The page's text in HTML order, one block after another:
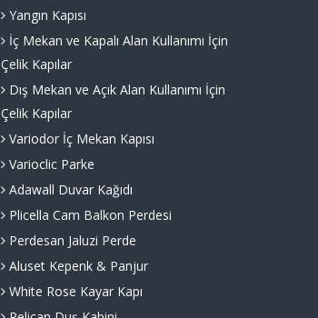
Yangın Kapısı
İç Mekan ve Kapalı Alan Kullanımı İçin
Çelik Kapılar
Dış Mekan ve Açık Alan Kullanımı İçin
Çelik Kapılar
Variodor İç Mekan Kapısı
Varioclic Parke
Adawall Duvar Kağıdı
Plicella Cam Balkon Perdesi
Perdesan Jaluzi Perde
Aluset Kepenk & Panjur
White Rose Kayar Kapı